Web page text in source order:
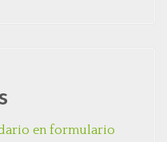
en formulario